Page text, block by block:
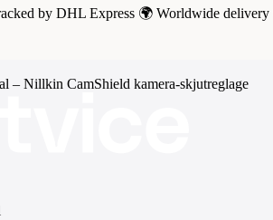
by DHL Express 🌍 Worldwide delivery
– Nillkin CamShield kamera-skjutreglage